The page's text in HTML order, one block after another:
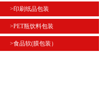
>印刷纸品包装
>PET瓶饮料包装
>食品软(膜包装）